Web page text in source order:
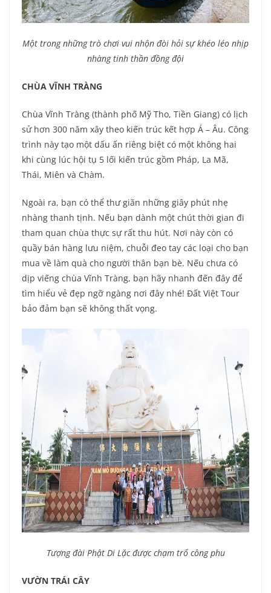
Một trong những trò chơi vui nhộn đòi hỏi sự khéo léo nhịp
nhàng tinh thần đồng đội
CHÙA VĨNH TRÀNG
Chùa Vĩnh Tràng (thành phố Mỹ Tho, Tiền Giang) có lịch
sử hơn 300 năm xây theo kiến trúc kết hợp Á – Âu. Công
trình này tạo một dấu ấn riêng biệt có một không hai
khi cùng lúc hội tụ 5 lối kiến trúc gồm Pháp, La Mã,
Thái, Miên và Chàm.
Ngoài ra, bạn có thể thư giãn những giây phút nhẹ
nhàng thanh tịnh. Nếu bạn dành một chút thời gian đi
tham quan chùa thực sự rất thu hút. Nơi này còn có
quầy bán hàng lưu niệm, chuỗi đeo tay các loại cho bạn
mua về làm quà cho người thân bạn bè. Nếu chưa có
dịp viếng chùa Vĩnh Tràng, bạn hãy nhanh đến đây để
tìm hiểu vẻ đẹp ngỡ ngàng nơi đây nhé! Đất Việt Tour
bảo đảm bạn sẽ không thất vọng.
Tượng đài Phật Di Lặc được chạm trổ công phu
VƯỜN TRÁI CÂY